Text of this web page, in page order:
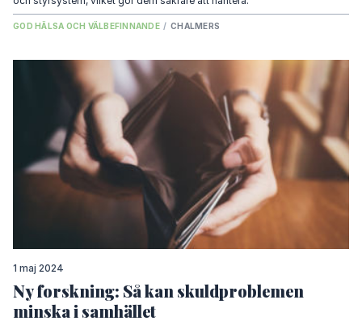
GOD HÄLSA OCH VÄLBEFINNANDE / CHALMERS
1 maj 2024
Ny forskning: Så kan skuldproblemen
minska i samhället